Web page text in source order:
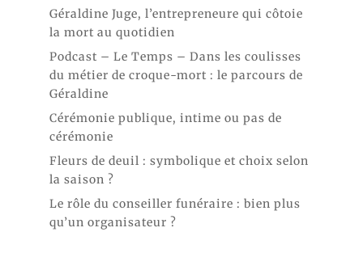
Géraldine Juge, l’entrepreneure qui côtoie
la mort au quotidien
Podcast – Le Temps – Dans les coulisses
du métier de croque-mort : le parcours de
Géraldine
Cérémonie publique, intime ou pas de
cérémonie
Fleurs de deuil : symbolique et choix selon
la saison ?
Le rôle du conseiller funéraire : bien plus
qu’un organisateur ?